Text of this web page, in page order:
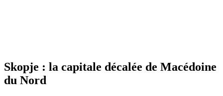
Skopje : la capitale décalée de Macédoine
du Nord